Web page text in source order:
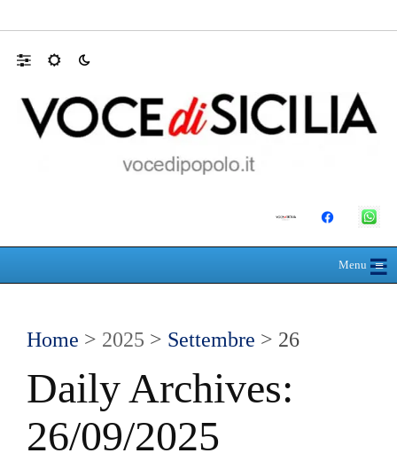
Menu≡
☰
Home > 2025 > Settembre > 26
Daily Archives:
26/09/2025